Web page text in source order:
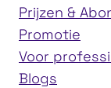
Prijzen &
Promotie
Voor
Blogs